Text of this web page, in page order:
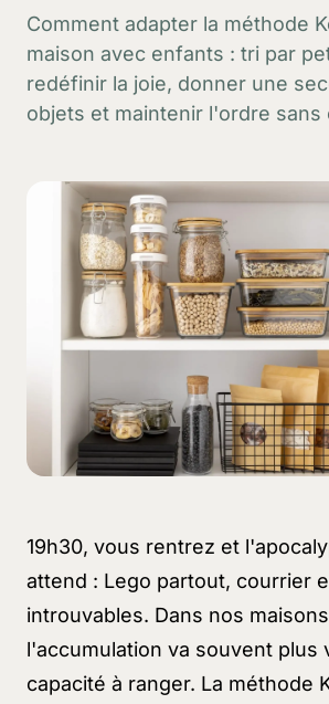
Comment adapter la méthode
maison avec enfants : tri par
redéfinir la joie, donner une
objets et maintenir l'ordre sans
19h30, vous rentrez et
attend : Lego partout, courrier
introuvables. Dans nos
l'accumulation va souvent plus
capacité à ranger. La méthode